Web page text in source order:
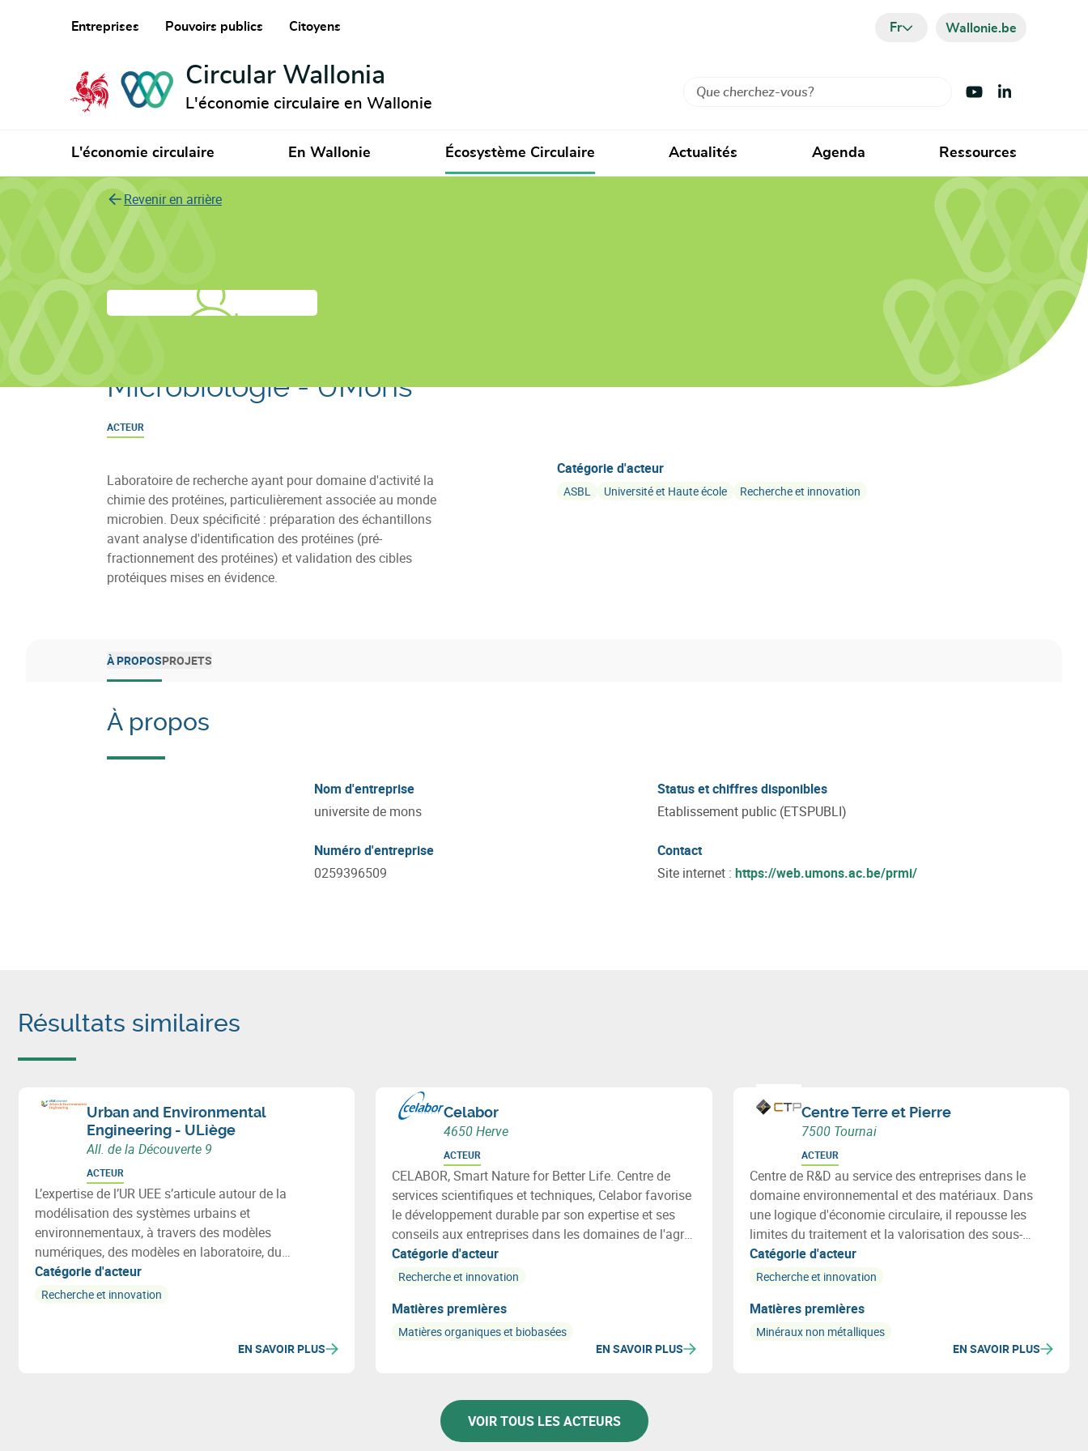
Entreprises Pouvoirs publics Citoyens Fr Wallonie.be
Circular Wallonia
L'économie circulaire en Wallonie
Rechercher Visiter Youtube
Visiter LinkedIn
L'économie circulaire En Wallonie Écosystème Circulaire Actualités Agenda Ressources
Revenir en arrière
Service de Protéomie et
Microbiologie - UMons
ACTEUR
Laboratoire de recherche ayant pour domaine d'activité la
chimie des protéines, particulièrement associée au monde
microbien. Deux spécificité : préparation des échantillons
avant analyse d'identification des protéines (pré-
fractionnement des protéines) et validation des cibles
protéiques mises en évidence.
Catégorie d'acteur
ASBL Université et Haute école Recherche et innovation
À PROPOSPROJETS
À propos
Nom d'entreprise
universite de mons
Numéro d'entreprise
0259396509
Status et chiffres disponibles
Etablissement public (ETSPUBLI)
Contact
Site internet : https://web.umons.ac.be/prmi/
Résultats similaires
Urban and Environmental
Engineering - ULiège
All. de la Découverte 9
ACTEUR
L’expertise de l’UR UEE s’articule autour de la
modélisation des systèmes urbains et
environnementaux, à travers des modèles
numériques, des modèles en laboratoire, du
monitoring in-situ (smart metering) ou des outils
collaboratifs.
Catégorie d'acteur
Recherche et innovation
EN SAVOIR PLUS
Celabor
4650 Herve
ACTEUR
CELABOR, Smart Nature for Better Life. Centre de
services scientifiques et techniques, Celabor favorise
le développement durable par son expertise et ses
conseils aux entreprises dans les domaines de l'agro-
alimentaire (FOOD), de la valorisation de la biomasse
(EXTRACT), de l’environnement (ENVIRONEMENT),
applications bio-basées).
Catégorie d'acteur
Recherche et innovation
Matières premières
Matières organiques et biobasées
EN SAVOIR PLUS
Centre Terre et Pierre
7500 Tournai
ACTEUR
Centre de R&D au service des entreprises dans le
domaine environnemental et des matériaux. Dans
une logique d'économie circulaire, il repousse les
limites du traitement et la valorisation des sous-
produits industriels et déchets post-consommation
par l'apport de solutions innovantes et rentables.
Catégorie d'acteur
Recherche et innovation
Matières premières
Minéraux non métalliques
EN SAVOIR PLUS
VOIR TOUS LES ACTEURS